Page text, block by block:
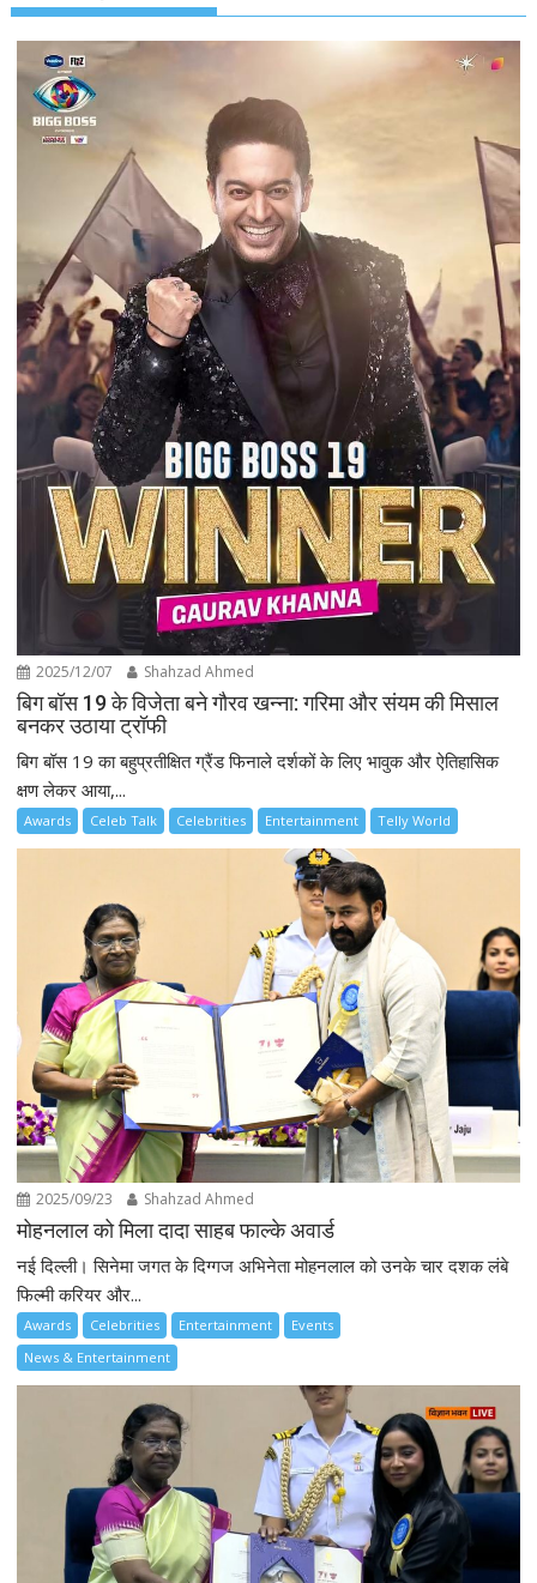
2025/12/07 Shahzad Ahmed
बिग बॉस 19 के विजेता बने गौरव खन्ना: गरिमा और संयम की मिसाल
बनकर उठाया ट्रॉफी
बिग बॉस 19 का बहुप्रतीक्षित ग्रैंड फिनाले दर्शकों के लिए भावुक और ऐतिहासिक
क्षण लेकर आया,...
Awards Celeb Talk Celebrities Entertainment Telly World
2025/09/23 Shahzad Ahmed
मोहनलाल को मिला दादा साहब फाल्के अवार्ड
नई दिल्ली। सिनेमा जगत के दिग्गज अभिनेता मोहनलाल को उनके चार दशक लंबे
फिल्मी करियर और...
Awards Celebrities Entertainment
Events
News & Entertainment